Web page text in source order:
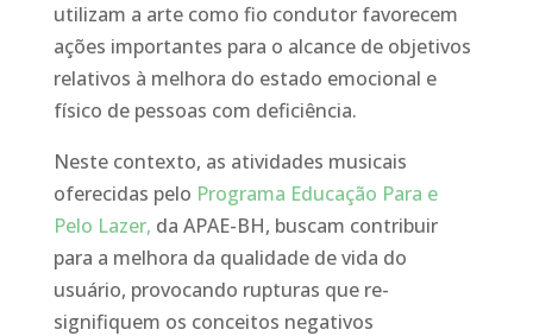
utilizam a arte como fio condutor favorecem
ações importantes para o alcance de objetivos
relativos à melhora do estado emocional e
físico de pessoas com deficiência.
Neste contexto, as atividades musicais
oferecidas pelo Programa Educação Para e
Pelo Lazer, da APAE-BH, buscam contribuir
para a melhora da qualidade de vida do
usuário, provocando rupturas que re-
signifiquem os conceitos negativos